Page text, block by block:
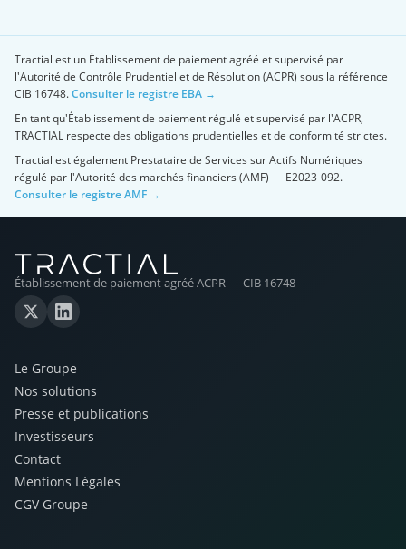
Tractial est un Établissement de paiement agréé et supervisé par
l'Autorité de Contrôle Prudentiel et de Résolution (ACPR) sous la référence
CIB 16748.Consulter le registre EBA →
En tant qu'Établissement de paiement régulé et supervisé par l'ACPR,
TRACTIAL respecte des obligations prudentielles et de conformité strictes.
Tractial est également Prestataire de Services sur Actifs Numériques
régulé par l'Autorité des marchés financiers (AMF) — E2023-092.
Consulter le registre AMF →
Établissement de paiement agréé ACPR — CIB 16748
Le Groupe
Nos solutions
Presse et publications
Investisseurs
Contact
Mentions Légales
CGV Groupe